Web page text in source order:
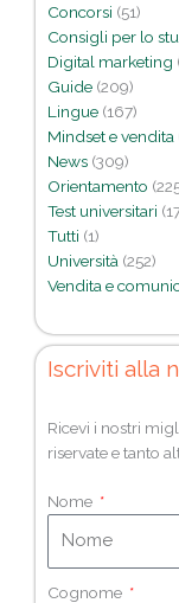
Concorsi (51)
Consigli per lo
Digital marketing
Guide (209)
Lingue (167)
Mindset e vendita
News (309)
Orientamento
Test universitari
Tutti (1)
Università (252)
Vendita e
Iscriviti alla
Ricevi i nostri
riservate e tanto
Nome
Cognome